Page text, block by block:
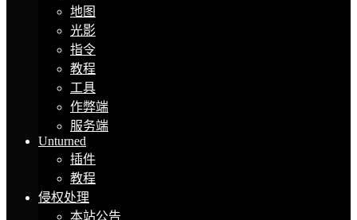
地图
光影
指令
教程
工具
作弊端
服务端
Unturned
插件
教程
侵权处理
本站公告